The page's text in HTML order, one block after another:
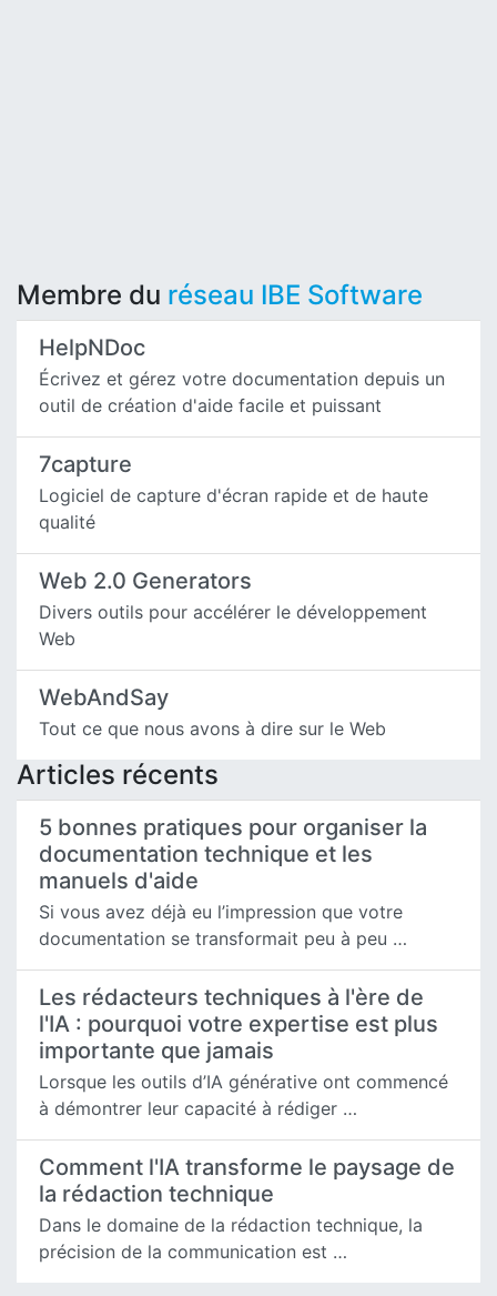
Membre du réseau IBE Software
HelpNDoc
Écrivez et gérez votre documentation depuis un
outil de création d'aide facile et puissant
7capture
Logiciel de capture d'écran rapide et de haute
qualité
Web 2.0 Generators
Divers outils pour accélérer le développement
Web
WebAndSay
Tout ce que nous avons à dire sur le Web
Articles récents
5 bonnes pratiques pour organiser la
documentation technique et les
manuels d'aide
Si vous avez déjà eu l’impression que votre
documentation se transformait peu à peu …
Les rédacteurs techniques à l'ère de
l'IA : pourquoi votre expertise est plus
importante que jamais
Lorsque les outils d’IA générative ont commencé
à démontrer leur capacité à rédiger …
Comment l'IA transforme le paysage de
la rédaction technique
Dans le domaine de la rédaction technique, la
précision de la communication est …